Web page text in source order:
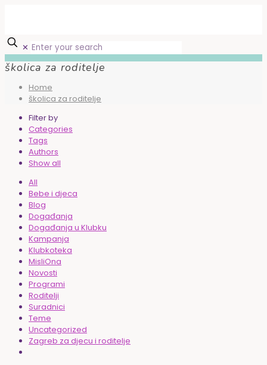
✕
školica za roditelje
Home
školica za roditelje
Filter by
Categories
Tags
Authors
Show all
All
Bebe i djeca
Blog
Događanja
Događanja u Klubku
Kampanja
Klubkoteka
MisliOna
Novosti
Programi
Roditelji
Suradnici
Teme
Uncategorized
Zagreb za djecu i roditelje